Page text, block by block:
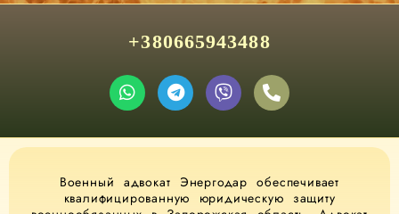
+380665943488
Военный адвокат Энергодар обеспечивает
квалифицированную юридическую защиту